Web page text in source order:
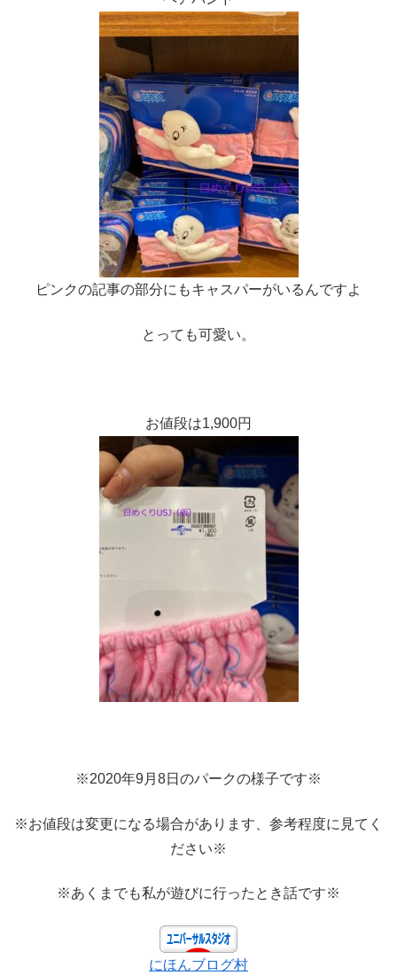
ピンクの記事の部分にもキャスパーがいるんですよ
とっても可愛い。
お値段は1,900円
※2020年9月8日のパークの様子です※
※お値段は変更になる場合があります、参考程度に見てく
ださい※
※あくまでも私が遊びに行ったとき話です※
にほんブログ村